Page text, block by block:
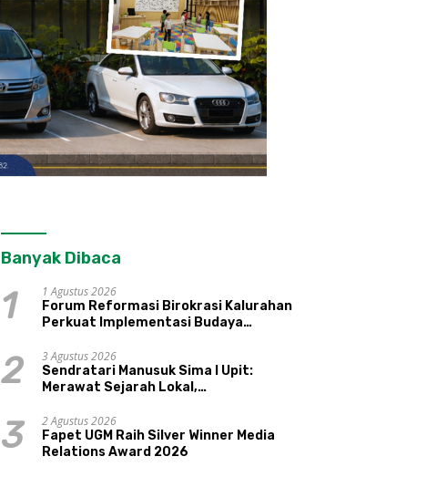
Ketepatan Sasaran Bansos,
Kalurahan Condongcatur
Tingkatkan Kapasitas 30
2026-2030 Siap Dorong
Banyak Dibaca
1
1 Agustus 2026
Forum Reformasi Birokrasi Kalurahan
Perkuat Implementasi Budaya
Kepamongan DIY
2
3 Agustus 2026
Sendratari Manusuk Sima I Upit:
Merawat Sejarah Lokal,
Pariwisata, dan Ekologi Klaten
3
2 Agustus 2026
Fapet UGM Raih Silver Winner Media
Relations Award 2026